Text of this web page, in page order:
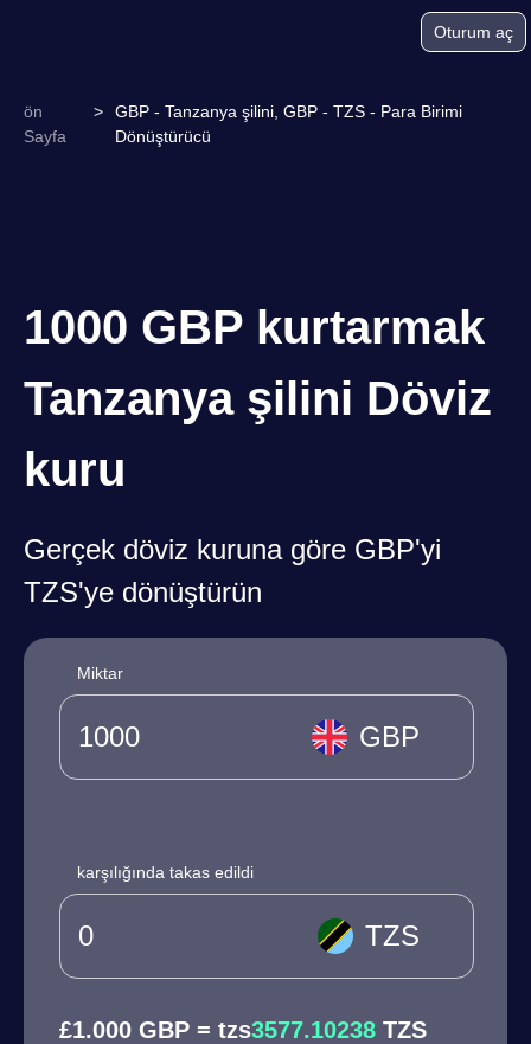
Oturum aç
ön
Sayfa
>
GBP - Tanzanya şilini, GBP - TZS - Para Birimi
Dönüştürücü
1000 GBP kurtarmak
Tanzanya şilini Döviz
kuru
Gerçek döviz kuruna göre GBP'yi
TZS'ye dönüştürün
Miktar
GBP
karşılığında takas edildi
TZS
£1.000 GBP = tzs3577.10238 TZS